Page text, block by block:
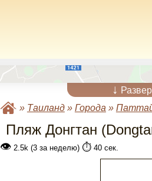
↓
» Таиланд» Города »
Пляж Донгтан
👁2.5k (3 за неделю) ⏱️40 сек.